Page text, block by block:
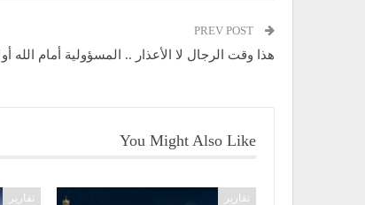
هذا وقت الرجال لا الأعذار .. المسؤولية أمام الله
You Might Also Like
تقارير تقارير